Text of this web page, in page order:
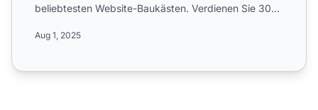
beliebtesten Website-Baukästen. Verdienen Sie 30
Aug 1, 2025